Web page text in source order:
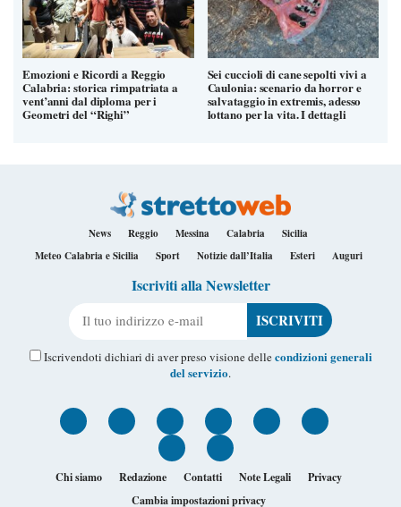
Emozioni e Ricordi a Reggio
Calabria: storica rimpatriata a
vent’anni dal diploma per i
Geometri del “Righi”
Sei cuccioli di cane sepolti vivi a
Caulonia: scenario da horror e
salvataggio in extremis, adesso
lottano per la vita. I dettagli
News Reggio Messina Calabria
Sicilia
Meteo Calabria e Sicilia
Sport Notizie dall’Italia Esteri Auguri
Iscriviti alla Newsletter
Iscrivendoti dichiari di aver preso visione dellecondizioni generali
del servizio.
Chi siamo Redazione Contatti Note Legali
Privacy
Cambia impostazioni privacy